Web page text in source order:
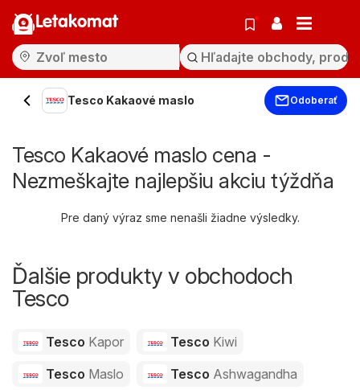
Letakomat
Tesco Kakaové maslo Odoberať
Tesco Kakaové maslo cena -
Nezmeškajte najlepšiu akciu týždňa
Pre daný výraz sme nenašli žiadne výsledky.
Ďalšie produkty v obchodoch
Tesco
Tesco Kapor Tesco Kiwi
Tesco Maslo Tesco Ashwagandha